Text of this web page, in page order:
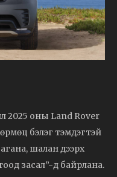
2025 оны Land Rover
бэлэг тэмдэгтэй
шалан дээрх
засал”-д байрлана.